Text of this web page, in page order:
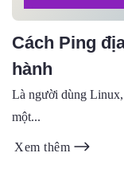
Cách Ping
hành
Là người dùng Linux,
một...
Xem thêm